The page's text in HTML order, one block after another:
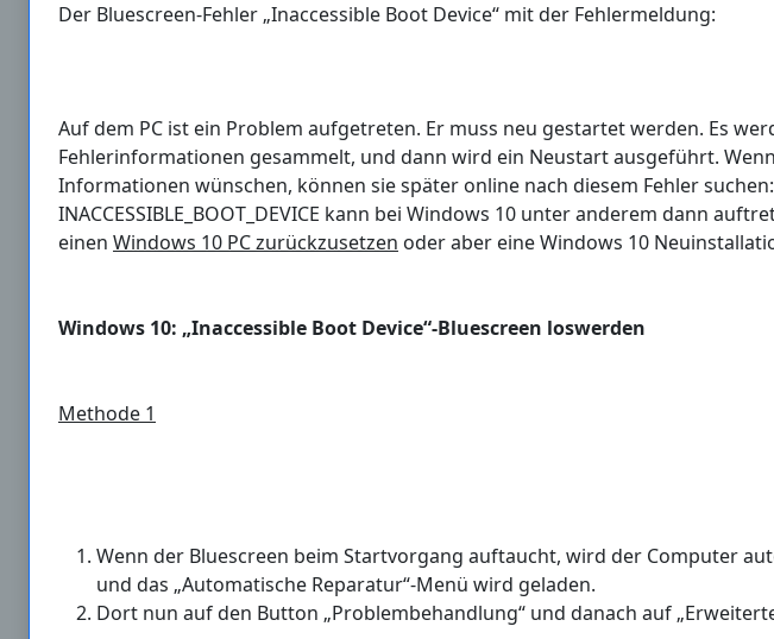
Der Bluescreen-Fehler „Inaccessible Boot Device“ mit der Fehlermeldung:
Auf dem PC ist ein Problem aufgetreten. Er muss neu gestartet werden. Es
Fehlerinformationen gesammelt, und dann wird ein Neustart ausgeführt.
Informationen wünschen, können sie später online nach diesem Fehler suchen:
INACCESSIBLE_BOOT_DEVICE kann bei Windows 10 unter anderem dann
einen Windows 10 PC zurückzusetzen oder aber eine Windows 10
Windows 10: „Inaccessible Boot Device“-Bluescreen loswerden
Methode 1
Wenn der Bluescreen beim Startvorgang auftaucht, wird der Computer
und das „Automatische Reparatur“-Menü wird geladen.
Dort nun auf den Button „Problembehandlung“ und danach auf